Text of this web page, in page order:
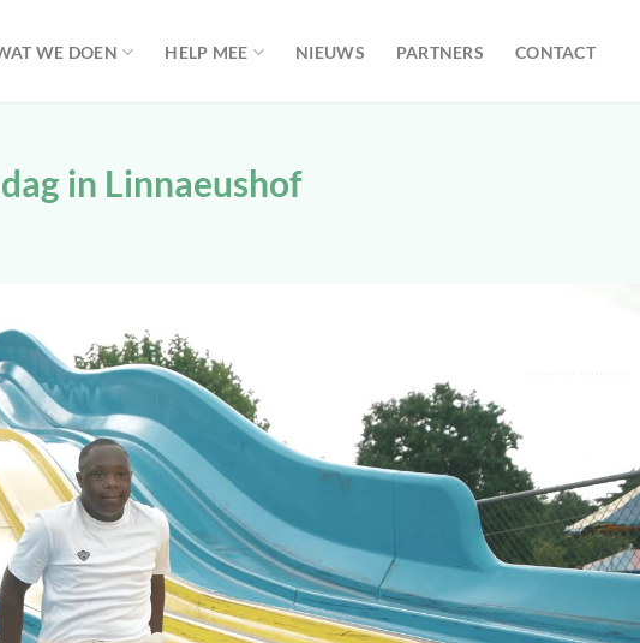
WE DOEN HELP MEE NIEUWS PARTNERS CONTACT
in Linnaeushof